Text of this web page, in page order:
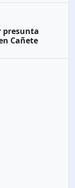
presunta
Cañete